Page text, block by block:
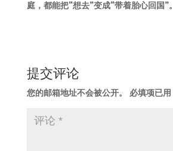
庭，都能把“想去”变成“带着胎心回国”。
提交评论
您的邮箱地址不会被公开。 必填项已用